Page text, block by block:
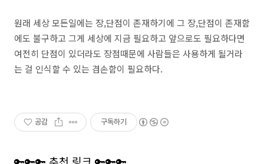
원래 세상 모든일에는 장,단점이 존재하기에 그 장,단점이 존재함
에도 불구하고 그게 세상에 지금 필요하고 앞으로도 필요하다면
여전히 단점이 있더라도 장점때문에 사람들은 사용하게 될거라
는 걸 인식할 수 있는 겸손함이 필요하다.
공감 구독하기